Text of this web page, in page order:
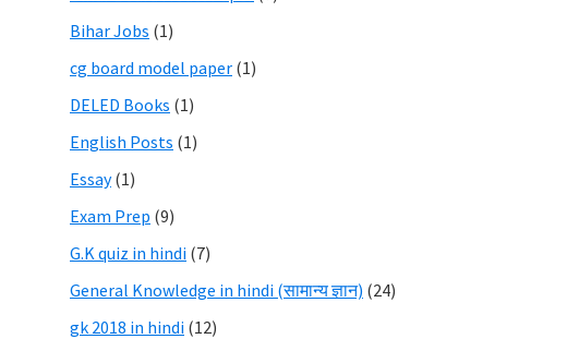
Bihar Jobs (1)
cg board model paper (1)
DELED Books (1)
English Posts (1)
Essay(1)
Exam Prep (9)
G.K quiz in hindi (7)
General Knowledge in hindi (सामान्य ज्ञान) (24)
gk 2018 in hindi (12)